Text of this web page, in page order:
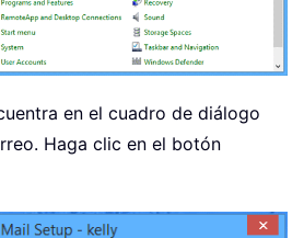
en el cuadro de diálogo
Haga clic en el botón